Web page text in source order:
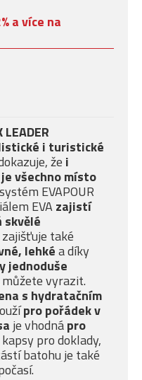
a více na
i turistické
že i
všechno místo
EVAPOUR
EVAzajistí
skvělé
také
lehkéa díky
jednoduše
vyrazit.
s hydratačním
pro pořádek v
je vhodnápro
pro doklady,
batohu je také